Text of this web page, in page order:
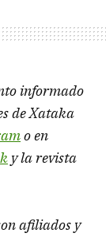
informado
de Xataka
o en
y la revista
afiliados y